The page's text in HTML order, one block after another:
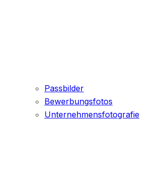
Passbilder
Bewerbungsfotos
Unternehmensfotografie